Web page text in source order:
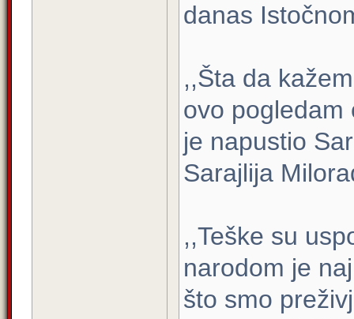
danas
,,Šta da
ovo pogledam
je napustio
Sarajlija
,,Teške su
narodom je
što smo